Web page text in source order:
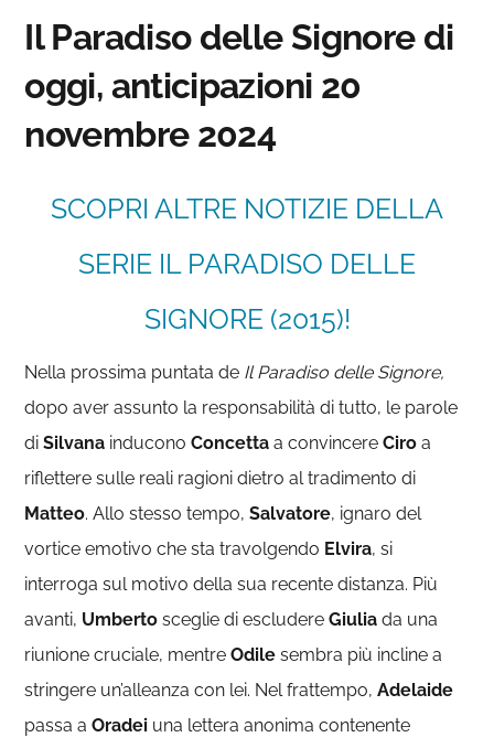
Il Paradiso delle Signore di
oggi, anticipazioni 20
novembre 2024
SCOPRI ALTRE NOTIZIE DELLA
SERIE IL PARADISO DELLE
SIGNORE (2015)!
Nella prossima puntata de Il Paradiso delle Signore,
dopo aver assunto la responsabilità di tutto, le parole
diSilvana induconoConcetta a convincereCiro a
riflettere sulle reali ragioni dietro al tradimento di
Matteo. Allo stesso tempo,Salvatore, ignaro del
vortice emotivo che sta travolgendo Elvira, si
interroga sul motivo della sua recente distanza. Più
avanti, Umberto sceglie di escludereGiulia da una
riunione cruciale, mentreOdile sembra più incline a
stringere un’alleanza con lei. Nel frattempo,Adelaide
passa aOradei una lettera anonima contenente